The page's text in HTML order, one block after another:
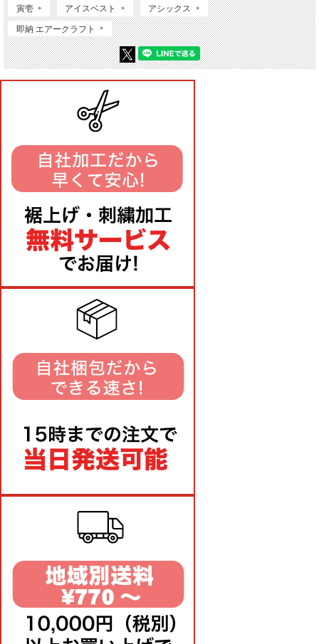
寅壱 アイスベスト アシックス
即納 エアークラフト